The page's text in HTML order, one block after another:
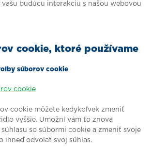
budúcu interakciu s našou webovou
cookie, ktoré používame
súborov cookie
cookie
cookie môžete kedykoľvek zmeniť
vyššie. Umožní vám to znova
so súbormi cookie a zmeniť svoje
ihneď odvolať svoj súhlas.